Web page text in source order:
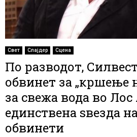
Свет Слајдер Сцена
По разводот,
обвинет за „кршење
за свежа вода во Лос
единствена ѕвезда
обвинети